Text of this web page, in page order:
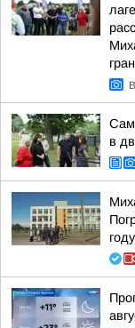
в
году